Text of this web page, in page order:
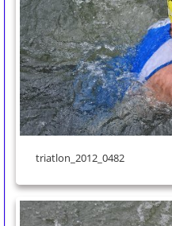
triatlon_2012_0482